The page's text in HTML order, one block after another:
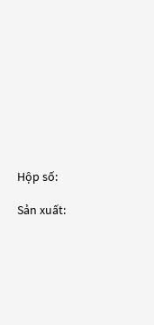
Hộp số:
Sản xuất: